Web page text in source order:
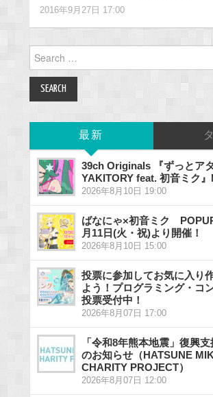
2016年9月27日 17:00
for:
最新
39ch Originals 『ずっとア
YAKITORY feat. 初音ミク』
2026年8月10日 19:00
ばなにゃ×初音ミク
月11日(火・祝)より開催！
2026年8月10日 15:00
投票に参加してお気に入り
よう！プログラミング・コ
投票受付中！
2026年8月07日 17:00
「令和8年熊本地震」復興
のお知らせ（HATSUNE
CHARITY PROJECT）
2026年8月07日 12:00